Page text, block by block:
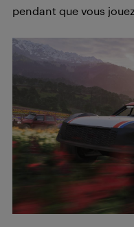
pendant que vous